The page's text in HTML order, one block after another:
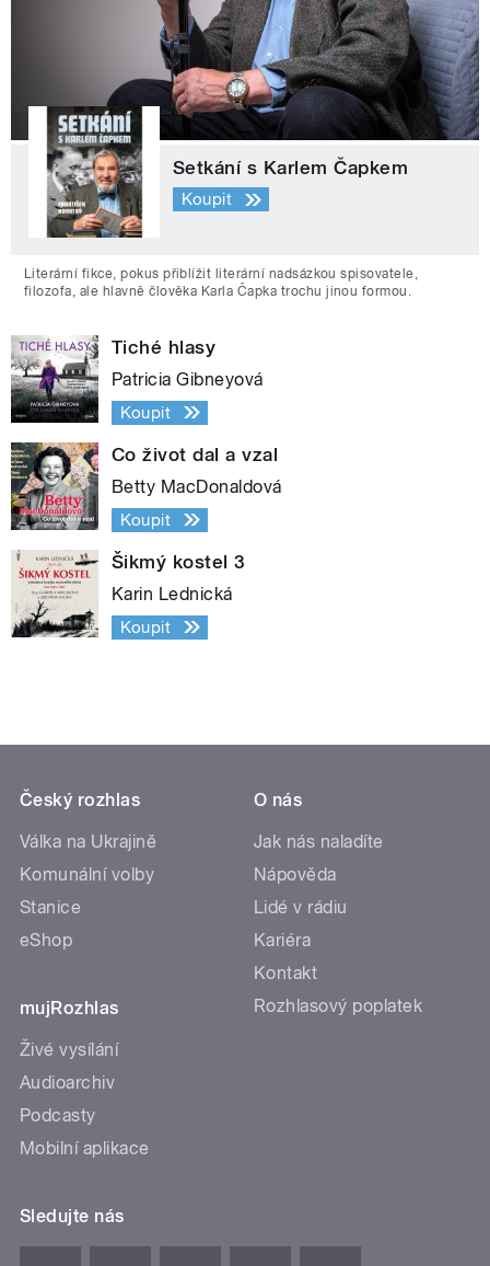
Setkání s Karlem Čapkem
Koupit
Literární fikce, pokus přiblížit literární nadsázkou spisovatele,
filozofa, ale hlavně člověka Karla Čapka trochu jinou formou.
Tiché hlasy
Patricia Gibneyová
Koupit
Co život dal a vzal
Betty MacDonaldová
Koupit
Šikmý kostel 3
Karin Lednická
Koupit
Český rozhlas
Válka na Ukrajině
Komunální volby
Stanice
eShop
mujRozhlas
Živé vysílání
Audioarchiv
Podcasty
Mobilní aplikace
O nás
Jak nás naladíte
Nápověda
Lidé v rádiu
Kariéra
Kontakt
Rozhlasový poplatek
Sledujte nás